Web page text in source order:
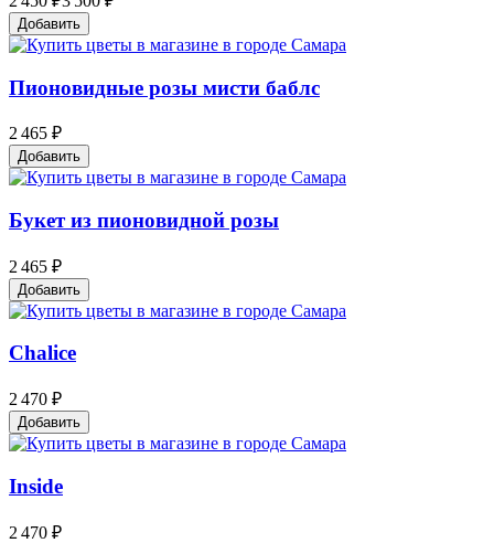
Добавить
Пионовидные розы мисти баблc
2 465 ₽
Добавить
Букет из пионовидной розы
2 465 ₽
Добавить
Chalice
2 470 ₽
Добавить
Inside
2 470 ₽